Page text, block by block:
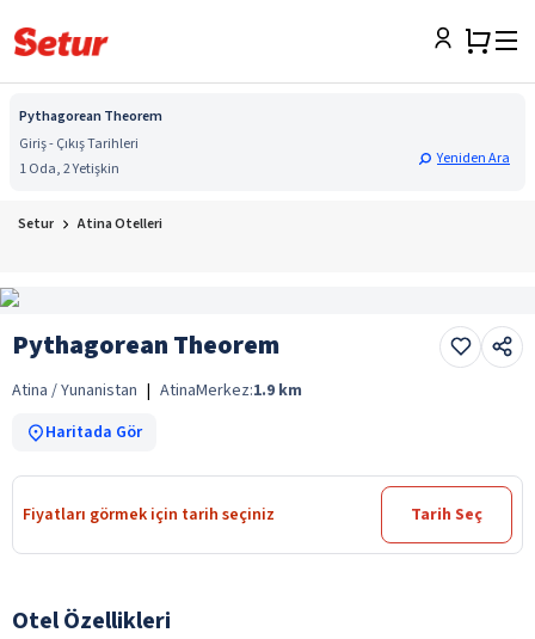
Pythagorean Theorem
Giriş - Çıkış Tarihleri
1 Oda, 2 Yetişkin
Yeniden Ara
Setur Atina Otelleri
Pythagorean Theorem
Atina / Yunanistan | AtinaMerkez:1.9 km
Haritada Gör
Fiyatları görmek için tarih seçiniz Tarih Seç
Otel Özellikleri